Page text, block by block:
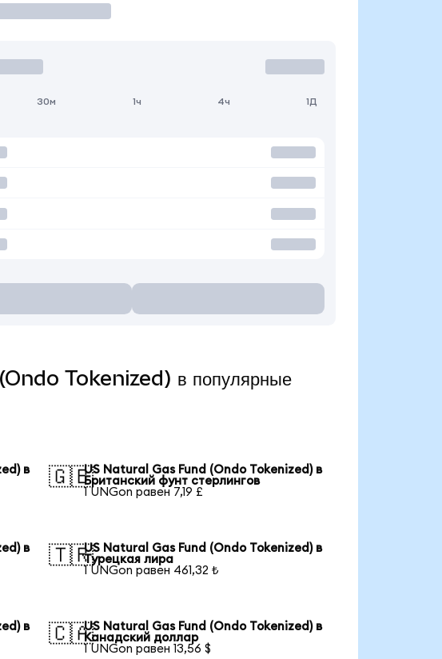
30м 1ч 4ч 1Д
Tokenized) в популярные
в
🇬🇧US Natural Gas Fund (Ondo Tokenized) в
Британский фунт стерлингов
1 UNGon равен 7,19 £
в
🇹🇷US Natural Gas Fund (Ondo Tokenized) в
Турецкая лира
1 UNGon равен 461,32 ₺
в
🇨🇦US Natural Gas Fund (Ondo Tokenized) в
Канадский доллар
1 UNGon равен 13,56 $